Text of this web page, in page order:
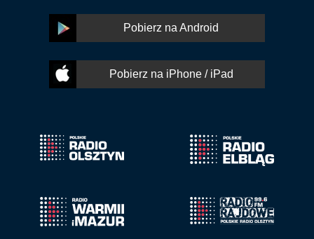
Pobierz na Android
Pobierz na iPhone / iPad